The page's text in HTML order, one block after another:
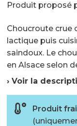
Où trouver La
?
Notre histoire
Qui sommes-
Produit proposé
Choucroute crue
lactique puis
saindoux. Le
en Alsace selon
› Voir la
Produit